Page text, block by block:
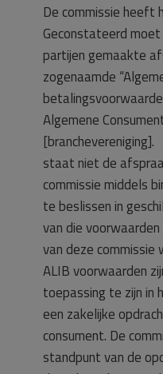
De commissie heeft
Geconstateerd
partijen gemaakte
zogenaamde
Algemene
staat niet de
commissie middels
te beslissen in
van die
van deze
ALIB voorwaarden
toepassing te zijn in
een zakelijke
consument. De
standpunt van de